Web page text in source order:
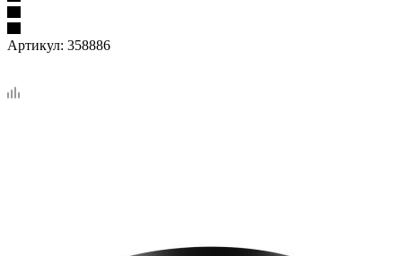
Артикул: 358886